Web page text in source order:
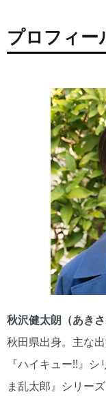
プロフィー
秋沢健太朗（あき
秋田県出身。主な
『ハイキュー!!』
ま乱太郎』シリー